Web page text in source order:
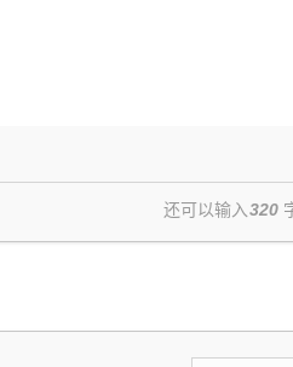
还可以输入320